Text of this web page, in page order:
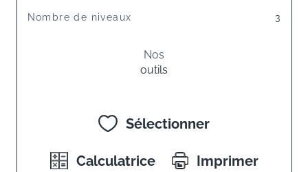
Nombre de niveaux 3
Nos
outils
Sélectionner
Calculatrice Imprimer